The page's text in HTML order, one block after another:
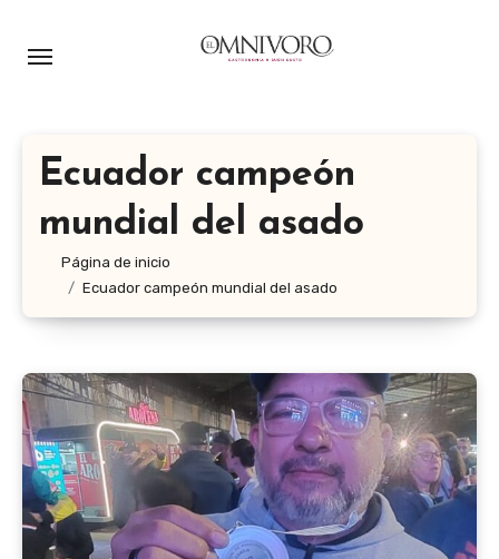
Ecuador campeón
mundial del asado
Página de inicio
Ecuador campeón mundial del asado